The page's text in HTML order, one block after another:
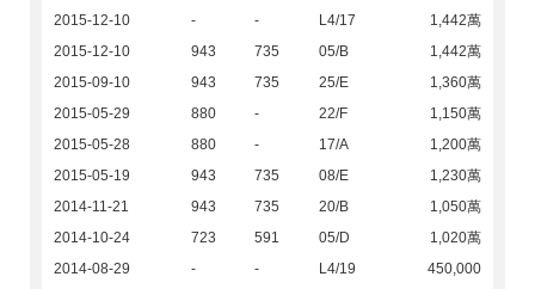
2015-12-10
- - L4/17
1,442萬
2015-12-10
943 735 05/B
1,442萬
2015-09-10
943 735 25/E
1,360萬
2015-05-29
880 - 22/F
1,150萬
2015-05-28
880 - 17/A
1,200萬
2015-05-19
943 735 08/E
1,230萬
2014-11-21
943 735 20/B
1,050萬
2014-10-24
723 591 05/D
1,020萬
2014-08-29
- - L4/19
450,000